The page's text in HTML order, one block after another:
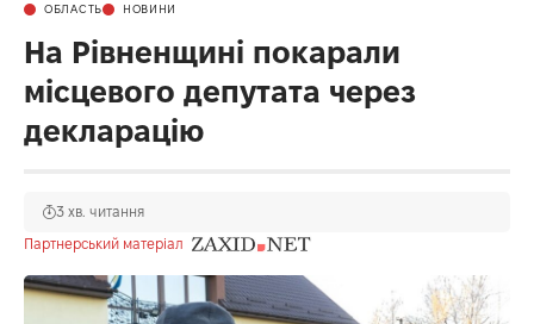
ОБЛАСТЬ НОВИНИ
На Рівненщині покарали
місцевого депутата через
декларацію
Партнерський матеріал
3 хв. читання